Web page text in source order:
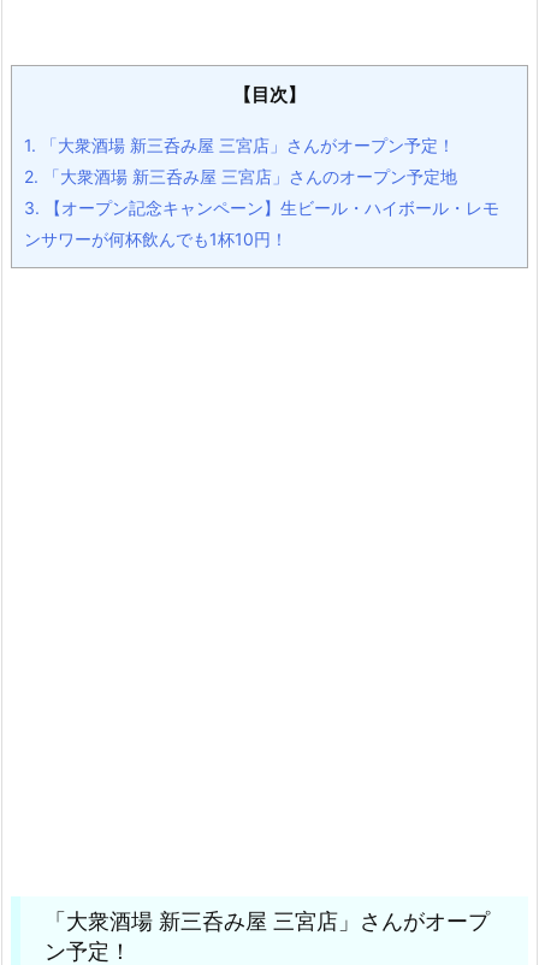
【目次】
1. 「大衆酒場 新三呑み屋 三宮店」さんがオープン予定！
2. 「大衆酒場 新三呑み屋 三宮店」さんのオープン予定地
3. 【オープン記念キャンペーン】生ビール・ハイボール・レモ
ンサワーが何杯飲んでも1杯10円！
「大衆酒場 新三呑み屋 三宮店」さんがオープ
ン予定！